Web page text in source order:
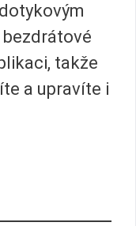
takže
a upravíte i